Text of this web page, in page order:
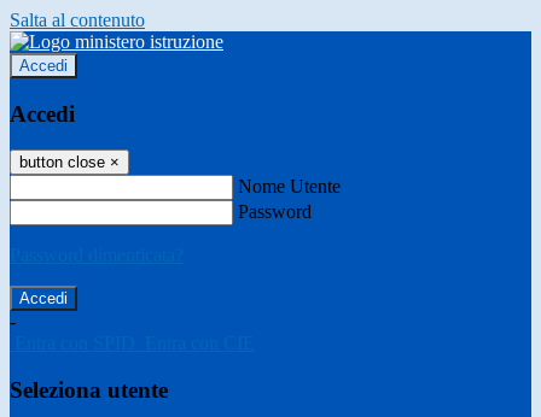
Salta al contenuto
Accedi
Accedi
button close ×
Nome Utente
Password
-
Seleziona utente